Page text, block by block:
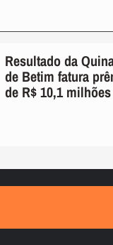
Resultado da
de Betim fatura
de R$ 10,1 milhões